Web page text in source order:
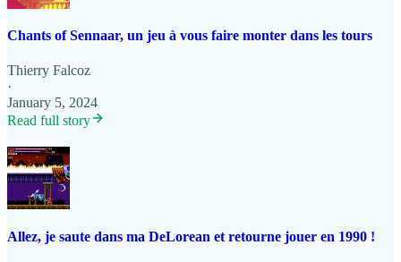
Chants of Sennaar, un jeu à vous faire monter dans les tours
Thierry Falcoz
·
January 5, 2024
Read full story
Allez, je saute dans ma DeLorean et retourne jouer en 1990 !